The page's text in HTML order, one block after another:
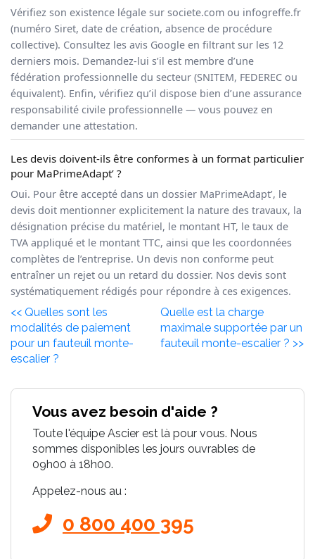
Vérifiez son existence légale sur societe.com ou infogreffe.fr
(numéro Siret, date de création, absence de procédure
collective). Consultez les avis Google en filtrant sur les 12
derniers mois. Demandez-lui s’il est membre d’une
fédération professionnelle du secteur (SNITEM, FEDEREC ou
équivalent). Enfin, vérifiez qu’il dispose bien d’une assurance
responsabilité civile professionnelle — vous pouvez en
demander une attestation.
Les devis doivent-ils être conformes à un format particulier
pour MaPrimeAdapt’ ?
Oui. Pour être accepté dans un dossier MaPrimeAdapt’, le
devis doit mentionner explicitement la nature des travaux, la
désignation précise du matériel, le montant HT, le taux de
TVA appliqué et le montant TTC, ainsi que les coordonnées
complètes de l’entreprise. Un devis non conforme peut
entraîner un rejet ou un retard du dossier. Nos devis sont
systématiquement rédigés pour répondre à ces exigences.
<< Quelles sont les
modalités de paiement
pour un fauteuil monte-
escalier ?
Quelle est la charge
maximale supportée par un
fauteuil monte-escalier ? >>
Vous avez besoin d'aide ?
Toute l'équipe Ascier est là pour vous. Nous
sommes disponibles les jours ouvrables de
09h00 à 18h00.
Appelez-nous au :
0 800 400 395